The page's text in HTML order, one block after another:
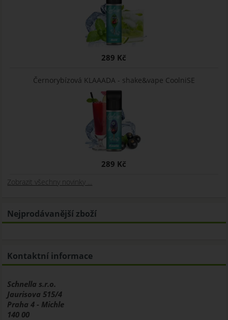
289 Kč
Černorybízová KLAAADA - shake&vape CoolniSE
289 Kč
Zobrazit všechny novinky ...
Nejprodávanější zboží
Kontaktní informace
Schnella s.r.o.
Jaurisova 515/4
Praha 4 - Michle
140 00